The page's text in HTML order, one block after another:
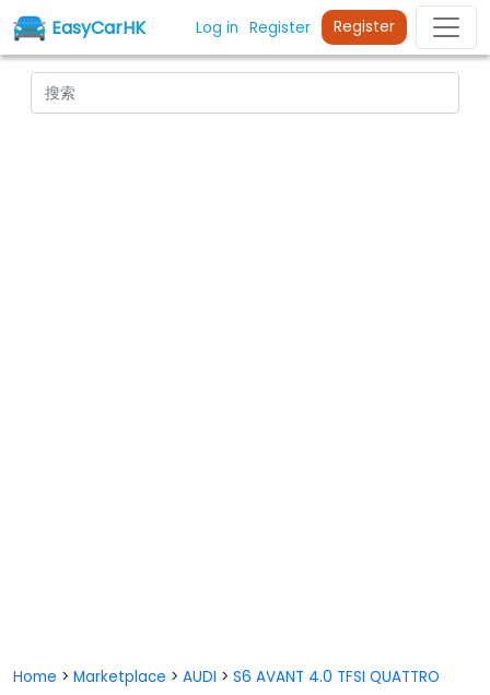
EasyCarHK Log in Register Register
Home > Marketplace > AUDI > S6 AVANT 4.0 TFSI QUATTRO